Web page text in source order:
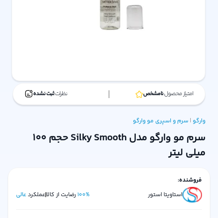
امتیاز محصول:نامشخص نظرات:ثبت نشده
وارگو| سرم و اسپری مووارگو
سرم مو وارگو مدل Silky Smooth حجم 100
میلی لیتر
فروشنده:
استاویتا استور
100% رضایت از کالاعملکردعالی